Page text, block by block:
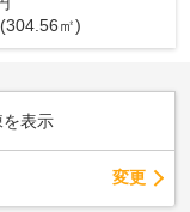
㎡)
を表示
変更